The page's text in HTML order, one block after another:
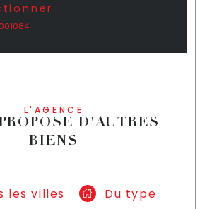
L'AGENCE
D'AUTRES
BIENS
les villes Du type